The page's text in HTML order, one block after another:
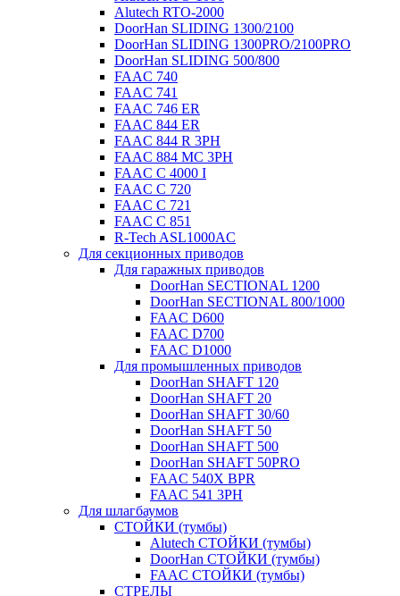
Alutech RTO-2000
DoorHan SLIDING 1300/2100
DoorHan SLIDING 1300PRO/2100PRO
DoorHan SLIDING 500/800
FAAC 740
FAAC 741
FAAC 746 ER
FAAC 844 ER
FAAC 844 R 3PH
FAAC 884 MC 3PH
FAAC C 4000 I
FAAC C 720
FAAC C 721
FAAC C 851
R-Tech ASL1000AC
Для секционных приводов
Для гаражных приводов
DoorHan SECTIONAL 1200
DoorHan SECTIONAL 800/1000
FAAC D600
FAAC D700
FAAC D1000
Для промышленных приводов
DoorHan SHAFT 120
DoorHan SHAFT 20
DoorHan SHAFT 30/60
DoorHan SHAFT 50
DoorHan SHAFT 500
DoorHan SHAFT 50PRO
FAAC 540X BPR
FAAC 541 3PH
Для шлагбаумов
СТОЙКИ (тумбы)
Alutech СТОЙКИ (тумбы)
DoorHan СТОЙКИ (тумбы)
FAAC СТОЙКИ (тумбы)
СТРЕЛЫ